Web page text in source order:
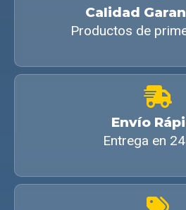
Calidad
Productos de
Envío
Entrega en